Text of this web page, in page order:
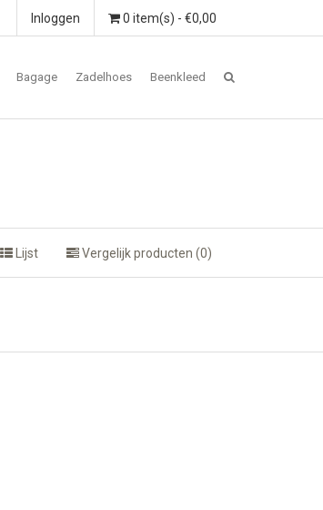
0 item(s) - €0,00
Inloggen
Bagage Zadelhoes Beenkleed
Lijst Vergelijk producten (0)